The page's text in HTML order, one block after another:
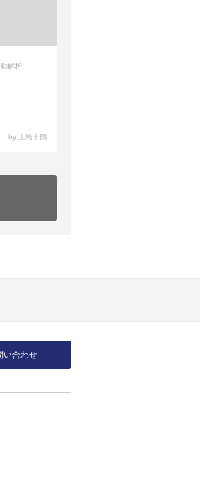
解析
by 上島千鶴
い合わせ